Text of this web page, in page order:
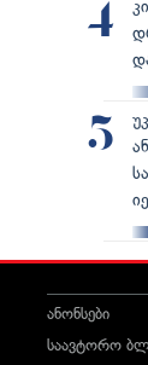
4
5
ანონსები
საავტორო